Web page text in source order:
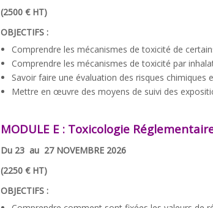
(2500 € HT)
OBJECTIFS :
Comprendre les mécanismes de toxicité de
Comprendre les mécanismes de toxicité par
Savoir faire une évaluation des risques chimiques
Mettre en œuvre des moyens de suivi des
MODULE E : Toxicologie
Du 23 au 27 NOVEMBRE 2026
(2250 € HT)
OBJECTIFS :